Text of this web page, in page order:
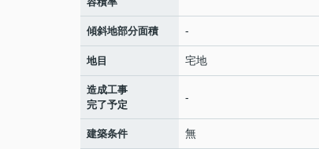
傾斜地部分面積 -
地目 宅地
造成工事
完了予定
-
建築条件 無